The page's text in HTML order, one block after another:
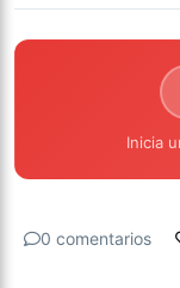
Inicia
0 comentarios